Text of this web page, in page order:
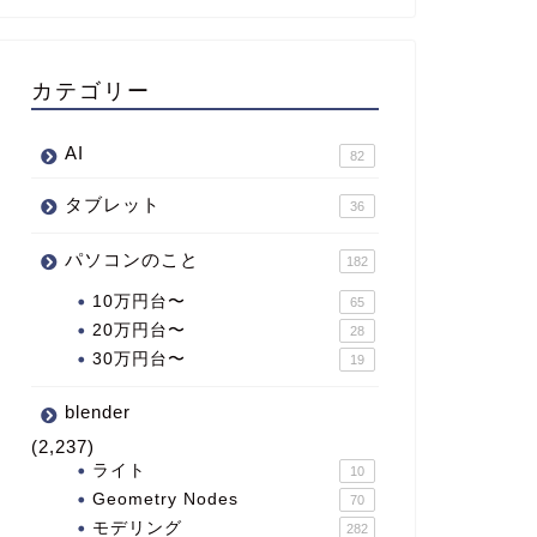
カテゴリー
AI 82
タブレット 36
パソコンのこと 182
10万円台〜 65
20万円台〜 28
30万円台〜 19
blender
(2,237)
ライト 10
Geometry Nodes 70
モデリング 282